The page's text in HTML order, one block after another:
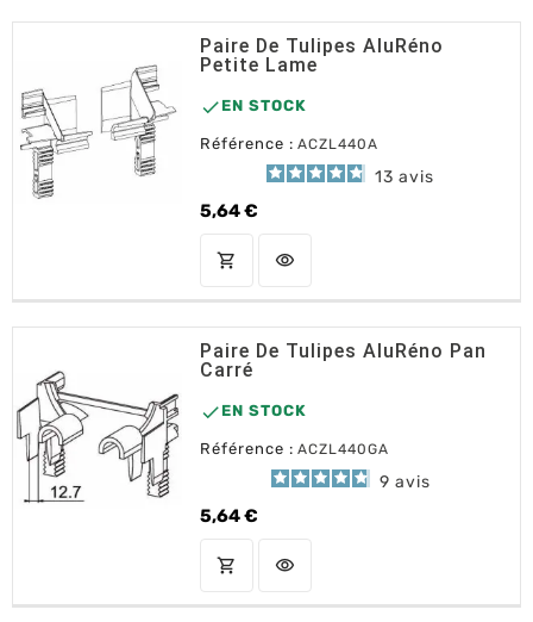
Paire De Tulipes AluRéno
Petite Lame
 EN STOCK
Référence : ACZL440A
13avis
5,64 €
Prix
shopping_cart AJOUTER AU PANIER
visibility
Paire De Tulipes AluRéno Pan
Carré
 EN STOCK
Référence : ACZL440GA
9 avis
5,64 €
Prix
shopping_cart AJOUTER AU PANIER
visibility